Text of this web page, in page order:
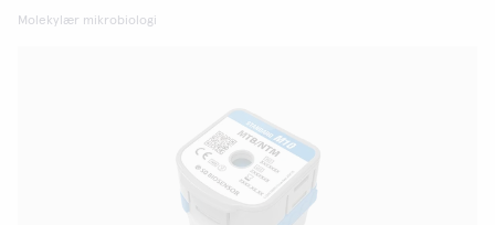
Molekylær mikrobiologi